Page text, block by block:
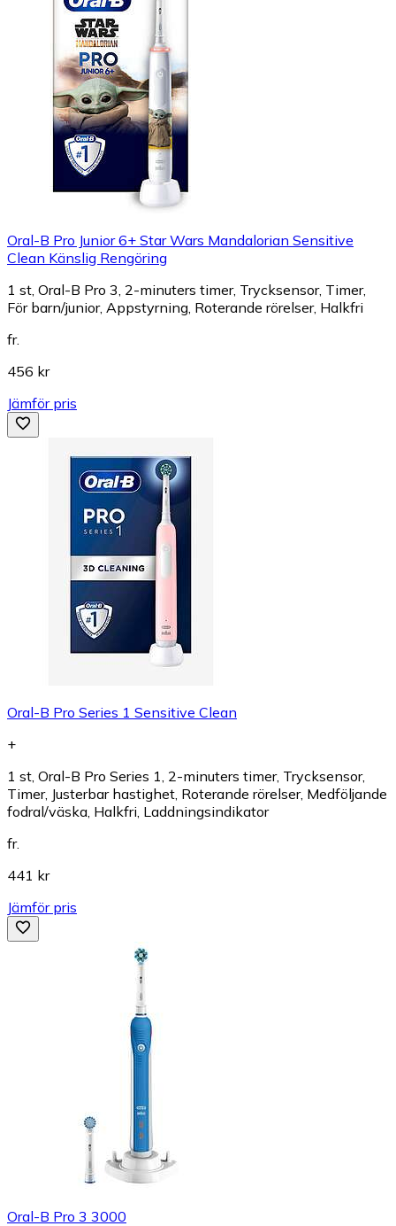
Oral-B Pro Junior 6+ Star Wars Mandalorian Sensitive
Clean Känslig Rengöring
1 st, Oral-B Pro 3, 2-minuters timer, Trycksensor, Timer,
För barn/junior, Appstyrning, Roterande rörelser, Halkfri
fr.
456 kr
Jämför pris
Oral-B Pro Series 1 Sensitive Clean
+
1 st, Oral-B Pro Series 1, 2-minuters timer, Trycksensor,
Timer, Justerbar hastighet, Roterande rörelser, Medföljande
fodral/väska, Halkfri, Laddningsindikator
fr.
441 kr
Jämför pris
Oral-B Pro 3 3000